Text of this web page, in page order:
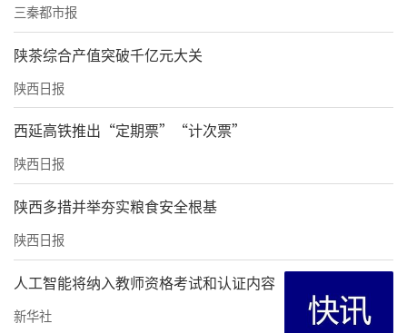
三秦都市报
陕茶综合产值突破千亿元大关
陕西日报
西延高铁推出“定期票”“计次票”
陕西日报
陕西多措并举夯实粮食安全根基
陕西日报
人工智能将纳入教师资格考试和认证内容
新华社